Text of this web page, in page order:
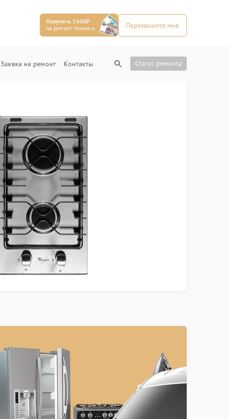
Получить 1500₽
на ремонт техники
Перезвоните мне
Заявка на ремонт Контакты Статус ремонта